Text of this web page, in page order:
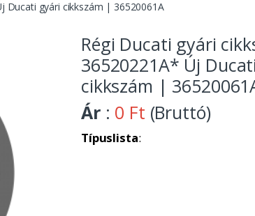
Ducati gyári cikkszám | 36520061A
Régi Ducati gyári
36520221A* Új
cikkszám |
Ár : 0 Ft (Bruttó)
Típuslista: